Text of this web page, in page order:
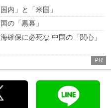
内」と「米国」
の「黒幕」
確保に必死な 中国の「関心」
PR